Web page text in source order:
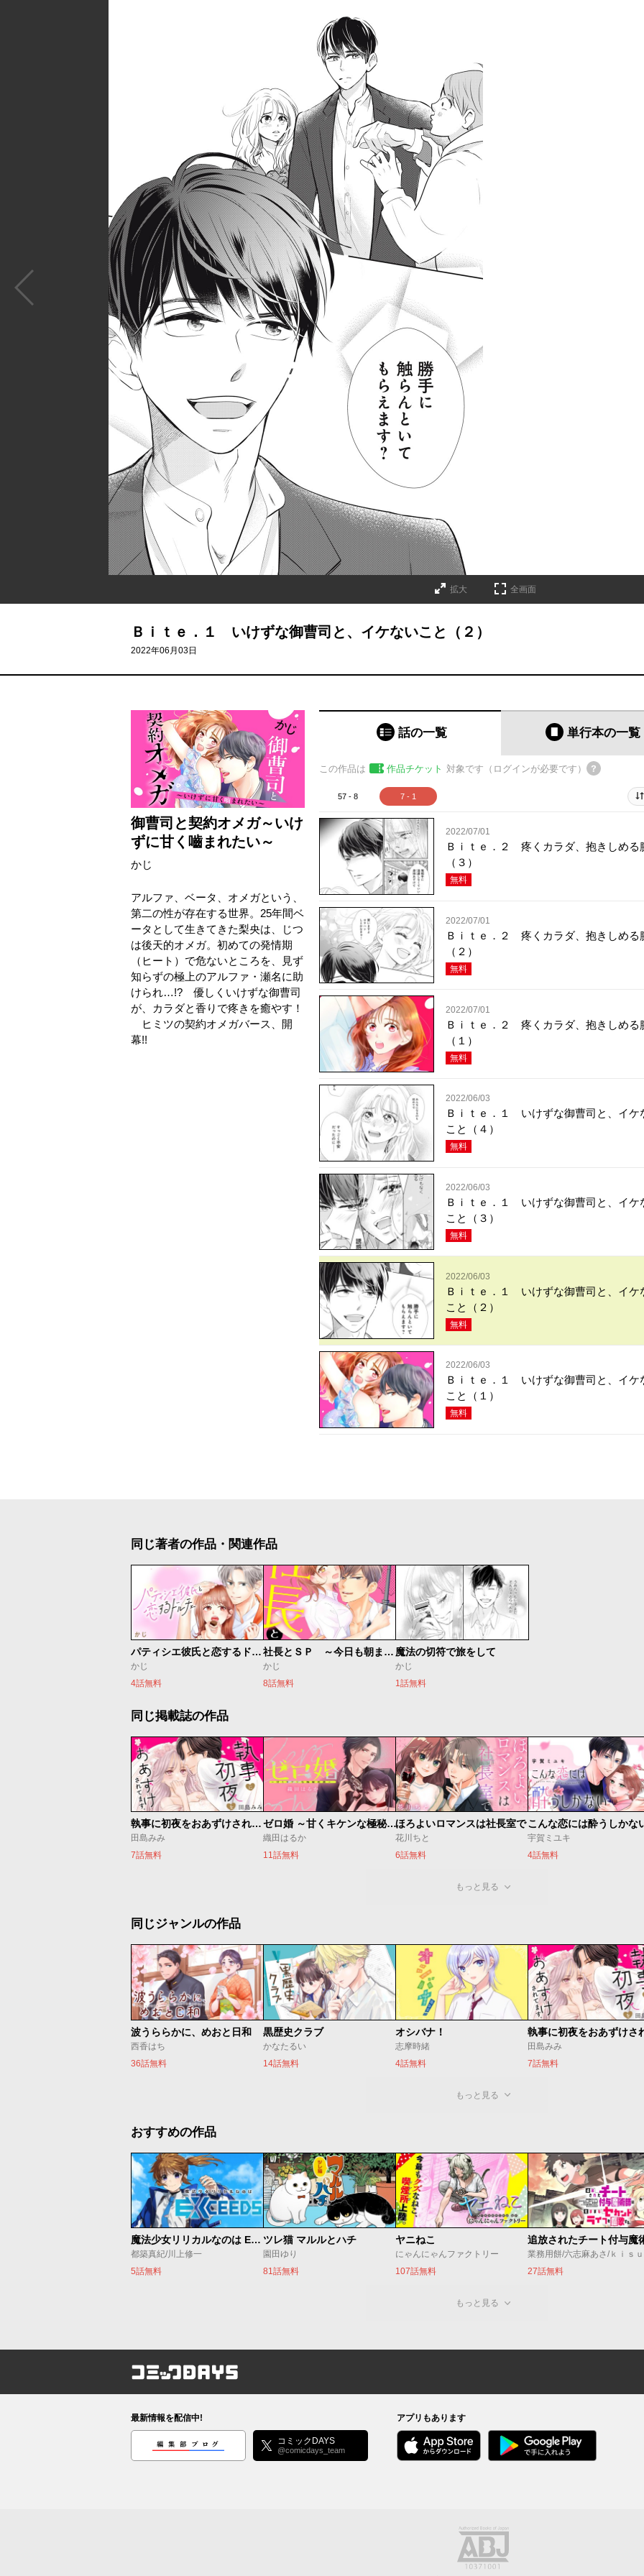
拡大 全画面
Ｂｉｔｅ．１ いけずな御曹司と、イケないこと（２）
2022年06月03日
御曹司と契約オメガ～いけ
ずに甘く嚙まれたい～
かじ
アルファ、ベータ、オメガという、
第二の性が存在する世界。25年間ベ
ータとして生きてきた梨央は、じつ
は後天的オメガ。初めての発情期
（ヒート）で危ないところを、見ず
知らずの極上のアルファ・瀬名に助
けられ…!? 優しくいけずな御曹司
が、カラダと香りで疼きを癒やす！
ヒミツの契約オメガバース、開
幕!!
話の一覧 単行本の一覧
この作品は 作品チケット 対象です（ログインが必要です）
57 - 8 7 - 1
2022/07/01
Ｂｉｔｅ．２ 疼くカラダ、抱きしめる
（３）
無料
2022/07/01
Ｂｉｔｅ．２ 疼くカラダ、抱きしめる
（２）
無料
2022/07/01
Ｂｉｔｅ．２ 疼くカラダ、抱きしめる
（１）
無料
2022/06/03
Ｂｉｔｅ．１ いけずな御曹司と、イケ
こと（４）
無料
2022/06/03
Ｂｉｔｅ．１ いけずな御曹司と、イケ
こと（３）
無料
2022/06/03
Ｂｉｔｅ．１ いけずな御曹司と、イケ
こと（２）
無料
2022/06/03
Ｂｉｔｅ．１ いけずな御曹司と、イケ
こと（１）
無料
同じ著者の作品・関連作品
パティシエ彼氏と恋するドルチェ
かじ
4話無料
社長とＳＰ ～今日も朝まで密着警護～
かじ
8話無料
魔法の切符で旅をして
かじ
1話無料
同じ掲載誌の作品
執事に初夜をおあずけされてます。
田島みみ
7話無料
ゼロ婚 ～甘くキケンな極秘任務～
織田はるか
11話無料
ほろよいロマンスは社長室で
花川ちと
6話無料
こんな恋には酔うしかな
宇賀ミユキ
4話無料
もっと見る
同じジャンルの作品
波うららかに、めおと日和
西香はち
36話無料
黒歴史クラブ
かなたるい
14話無料
オシバナ！
志摩時緒
4話無料
田島みみ
7話無料
もっと見る
おすすめの作品
魔法少女リリカルなのは EXCEEDS
都築真紀/川上修一
5話無料
ツレ猫 マルルとハチ
園田ゆり
81話無料
ヤニねこ
にゃんにゃんファクトリー
107話無料
業務用餅/六志麻あさ/ｋｉｓｕ
27話無料
もっと見る
コミックDAYS
最新情報を配信中!
編集部ブログ コミックDAYS
@comicdays_team
アプリもあります